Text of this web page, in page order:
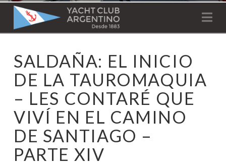
ESCUELA RECREATIVA 2026
YACHT
CLUB
ARGENTINO
SALDAÑA: EL INICIO
DE LA TAUROMAQUIA
– LES CONTARÉ QUE
VIVÍ EN EL CAMINO
DE SANTIAGO –
PARTE XIV